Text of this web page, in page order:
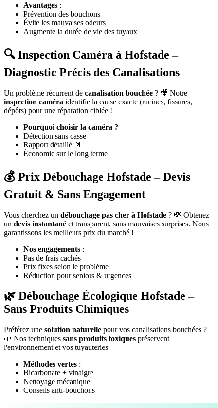
Avantages :
Prévention des bouchons
Évite les mauvaises odeurs
Augmente la durée de vie des tuyaux
🔍 Inspection Caméra à Hofstade –
Diagnostic Précis des Canalisations
Un problème récurrent de canalisation bouchée ? 🎥 Notre
inspection caméra identifie la cause exacte (racines, fissures,
dépôts) pour une réparation ciblée !
Pourquoi choisir la caméra ?
Détection sans casse
Rapport détaillé 📄
Économie sur le long terme
💰 Prix Débouchage Hofstade – Devis
Gratuit & Sans Engagement
Vous cherchez un débouchage pas cher à Hofstade ? 💸 Obtenez
un devis instantané et transparent, sans mauvaises surprises. Nous
garantissons les meilleurs prix du marché !
Nos engagements :
Pas de frais cachés
Prix fixes selon le problème
Réduction pour seniors & urgences
🌿 Débouchage Écologique Hofstade –
Sans Produits Chimiques
Préférez une solution naturelle pour vos canalisations bouchées ?
🌱 Nos techniques sans produits toxiques préservent
l'environnement et vos tuyauteries.
Méthodes vertes :
Bicarbonate + vinaigre
Nettoyage mécanique
Conseils anti-bouchons